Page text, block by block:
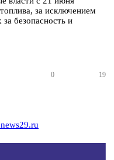
за исключением
безопасность и
0 19